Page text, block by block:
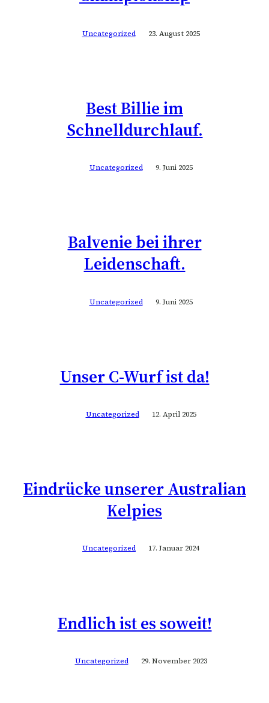
Uncategorized 23. August 2025
Best Billie im
Schnelldurchlauf.
Uncategorized 9. Juni 2025
Balvenie bei ihrer
Leidenschaft.
Uncategorized 9. Juni 2025
Unser C-Wurf ist da!
Uncategorized 12. April 2025
Eindrücke unserer Australian
Kelpies
Uncategorized 17. Januar 2024
Endlich ist es soweit!
Uncategorized 29. November 2023